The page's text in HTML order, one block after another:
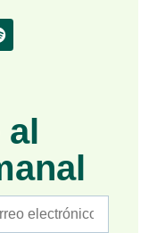
al